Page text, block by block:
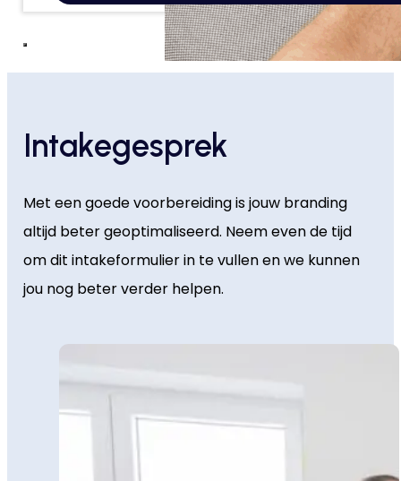
Intakegesprek
Met een goede voorbereiding is jouw branding
altijd beter geoptimaliseerd. Neem even de tijd
om dit intakeformulier in te vullen en we kunnen
jou nog beter verder helpen.